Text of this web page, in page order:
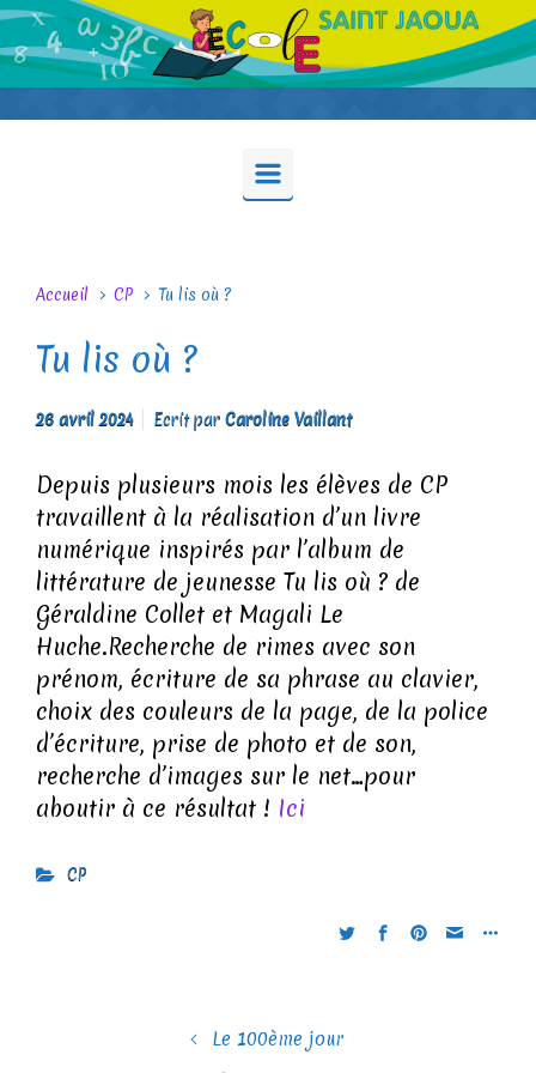
Skip to main content
Accueil CP Tu lis où ?
Tu lis où ?
26 avril 2024 Ecrit par Caroline Vaillant
Depuis plusieurs mois les élèves de CP
travaillent à la réalisation d’un livre
numérique inspirés par l’album de
littérature de jeunesse Tu lis où ? de
Géraldine Collet et Magali Le
Huche.Recherche de rimes avec son
prénom, écriture de sa phrase au clavier,
choix des couleurs de la page, de la police
d’écriture, prise de photo et de son,
recherche d’images sur le net…pour
aboutir à ce résultat ! Ici
CP
Le 100ème jour